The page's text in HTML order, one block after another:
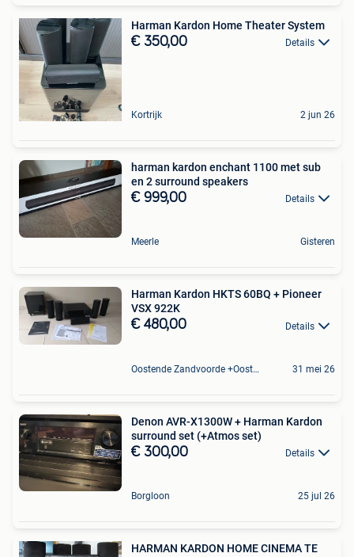
Harman Kardon Home Theater System
€ 350,00 Details
Kortrijk 2 jun 26
harman kardon enchant 1100 met sub
en 2 surround speakers
€ 999,00 Details
Meerle Gisteren
Harman Kardon HKTS 60BQ + Pioneer
VSX 922K
€ 480,00 Details
Oostende Zandvoorde +Oostende 31 mei 26
Denon AVR-X1300W + Harman Kardon
surround set (+Atmos set)
€ 300,00 Details
Borgloon 25 jul 26
HARMAN KARDON HOME CINEMA TE